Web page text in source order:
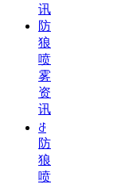
讯
防
狼
喷
雾
资
讯
ꁕ
防
狼
喷